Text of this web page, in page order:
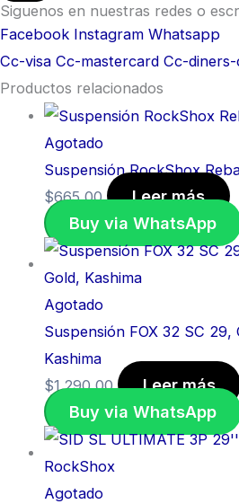
Siguenos en nuestras redes o
Facebook Instagram Whatsapp
Cc-visa Cc-mastercard Cc-
Productos relacionados
Agotado
Suspensión RockShox
$665,00
Leer más
Buy via WhatsApp
Agotado
Suspensión FOX 32 SC 29,
Kashima
$1.290,00
Leer más
Buy via WhatsApp
Agotado